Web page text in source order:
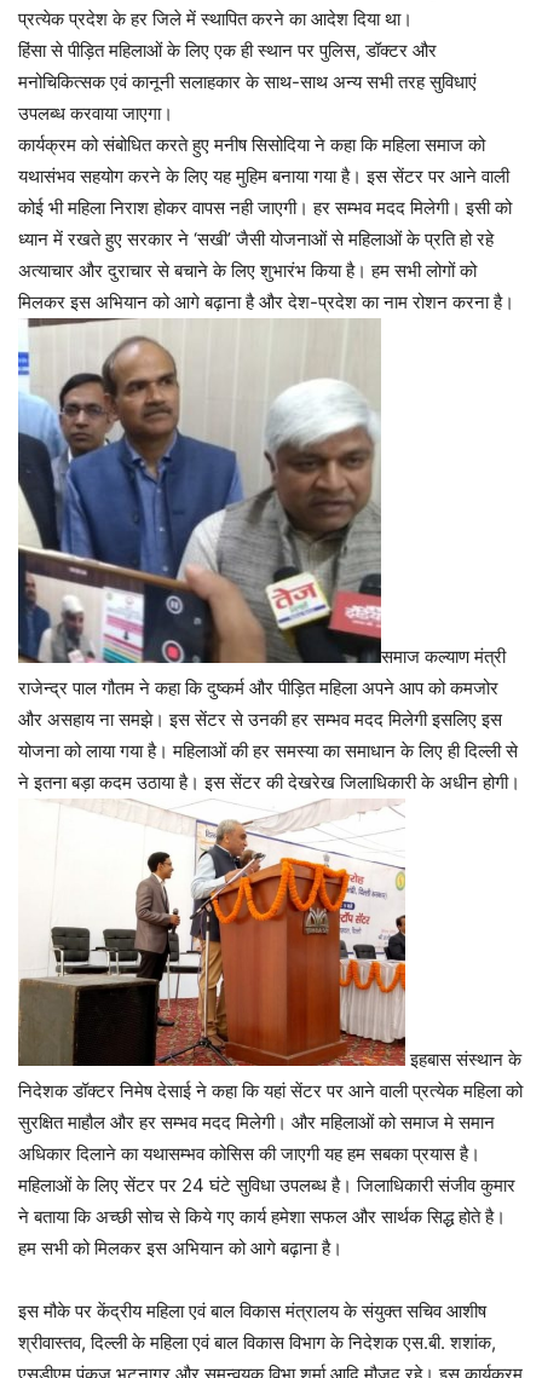
प्रत्येक प्रदेश के हर जिले में स्थापित करने का आदेश दिया था।
हिंसा से पीड़ित महिलाओं के लिए एक ही स्थान पर पुलिस, डॉक्टर और
मनोचिकित्सक एवं कानूनी सलाहकार के साथ-साथ अन्य सभी तरह सुविधाएं
उपलब्ध करवाया जाएगा।
कार्यक्रम को संबोधित करते हुए मनीष सिसोदिया ने कहा कि महिला समाज को
यथासंभव सहयोग करने के लिए यह मुहिम बनाया गया है। इस सेंटर पर आने वाली
कोई भी महिला निराश होकर वापस नही जाएगी। हर सम्भव मदद मिलेगी। इसी को
ध्यान में रखते हुए सरकार ने ‘सखी’ जैसी योजनाओं से महिलाओं के प्रति हो रहे
अत्याचार और दुराचार से बचाने के लिए शुभारंभ किया है। हम सभी लोगों को
मिलकर इस अभियान को आगे बढ़ाना है और देश-प्रदेश का नाम रोशन करना है।
समाज कल्याण मंत्री
राजेन्द्र पाल गौतम ने कहा कि दुष्कर्म और पीड़ित महिला अपने आप को कमजोर
और असहाय ना समझे। इस सेंटर से उनकी हर सम्भव मदद मिलेगी इसलिए इस
योजना को लाया गया है। महिलाओं की हर समस्या का समाधान के लिए ही दिल्ली से
ने इतना बड़ा कदम उठाया है। इस सेंटर की देखरेख जिलाधिकारी के अधीन होगी।
इहबास संस्थान के
निदेशक डॉक्टर निमेष देसाई ने कहा कि यहां सेंटर पर आने वाली प्रत्येक महिला को
सुरक्षित माहौल और हर सम्भव मदद मिलेगी। और महिलाओं को समाज मे समान
अधिकार दिलाने का यथासम्भव कोसिस की जाएगी यह हम सबका प्रयास है।
महिलाओं के लिए सेंटर पर 24 घंटे सुविधा उपलब्ध है। जिलाधिकारी संजीव कुमार
ने बताया कि अच्छी सोच से किये गए कार्य हमेशा सफल और सार्थक सिद्ध होते है।
हम सभी को मिलकर इस अभियान को आगे बढ़ाना है।
इस मौके पर केंद्रीय महिला एवं बाल विकास मंत्रालय के संयुक्त सचिव आशीष
श्रीवास्तव, दिल्ली के महिला एवं बाल विकास विभाग के निदेशक एस.बी. शशांक,